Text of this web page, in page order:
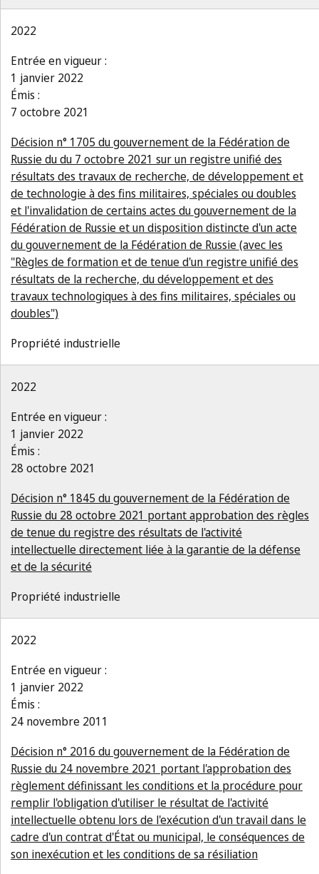
2022
Entrée en vigueur :
1 janvier 2022
Émis :
7 octobre 2021
Décision n° 1705 du gouvernement de la Fédération de
Russie du du 7 octobre 2021 sur un registre unifié des
résultats des travaux de recherche, de développement et
de technologie à des fins militaires, spéciales ou doubles
et l'invalidation de certains actes du gouvernement de la
Fédération de Russie et un disposition distincte d'un acte
du gouvernement de la Fédération de Russie (avec les
"Règles de formation et de tenue d'un registre unifié des
résultats de la recherche, du développement et des
travaux technologiques à des fins militaires, spéciales ou
doubles")
Propriété industrielle
2022
Entrée en vigueur :
1 janvier 2022
Émis :
28 octobre 2021
Décision n° 1845 du gouvernement de la Fédération de
Russie du 28 octobre 2021 portant approbation des règles
de tenue du registre des résultats de l'activité
intellectuelle directement liée à la garantie de la défense
et de la sécurité
Propriété industrielle
2022
Entrée en vigueur :
1 janvier 2022
Émis :
24 novembre 2011
Décision n° 2016 du gouvernement de la Fédération de
Russie du 24 novembre 2021 portant l'approbation des
règlement définissant les conditions et la procédure pour
remplir l'obligation d'utiliser le résultat de l'activité
intellectuelle obtenu lors de l'exécution d'un travail dans le
cadre d'un contrat d'État ou municipal, le conséquences de
son inexécution et les conditions de sa résiliation